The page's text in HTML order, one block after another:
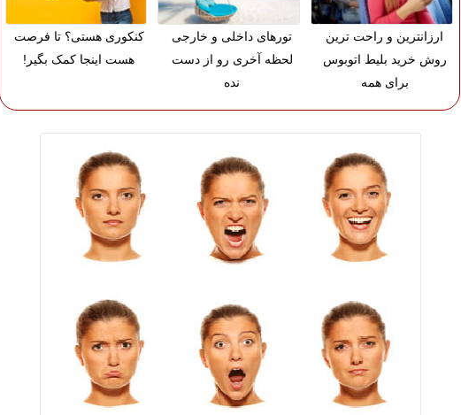
ارزانترین و راحت ترین
روش خرید بلیط اتوبوس
برای همه
تورهای داخلی و خارجی
لحظه آخری رو از دست
نده
کنکوری هستی؟ تا فرصت
هست اینجا کمک بگیر!